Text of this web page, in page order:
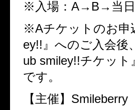
※入場：A→B→当日
※Aチケットのお申
ey!!』へのご入会後
ub smiley!!チケッ
です。
【主催】Smileberry